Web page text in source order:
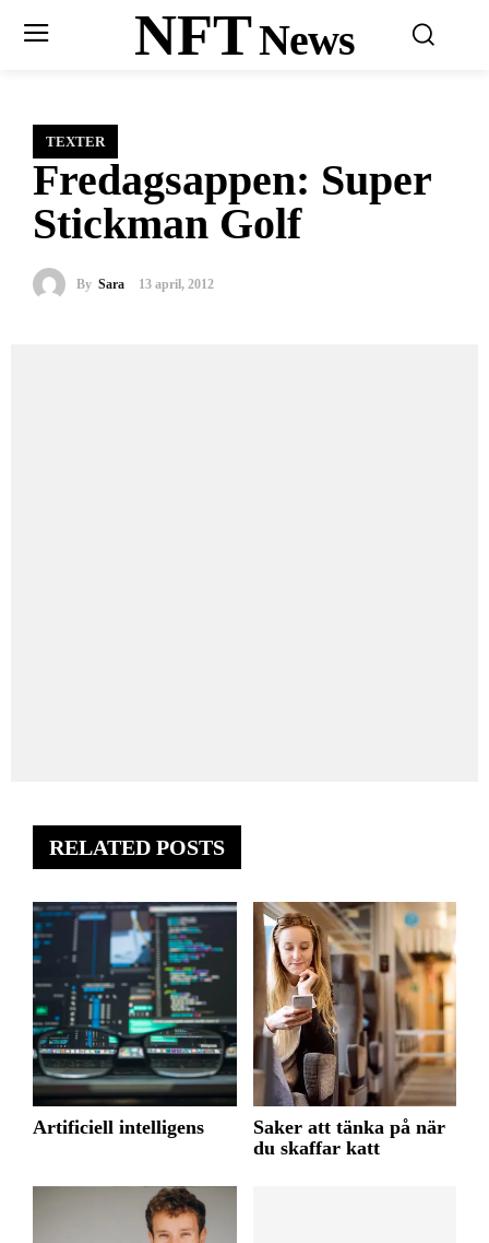
NFTNews
TEXTER
Fredagsappen: Super
Stickman Golf
By Sara 13 april, 2012
RELATED POSTS
Artificiell intelligens
Saker att tänka på när
du skaffar katt